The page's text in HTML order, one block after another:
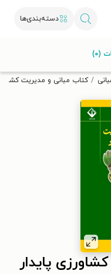
دسته‌بندی‌ها
کن.
کتاب مبانی و مدیریت
پایدار
(۰)